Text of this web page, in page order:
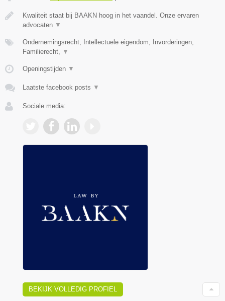
Kwaliteit staat bij BAAKN hoog in het vaandel. Onze ervaren
advocaten ▼
Ondernemingsrecht, Intellectuele eigendom, Invorderingen,
Familierecht,
▼
Openingstijden ▼
Laatste facebook posts ▼
Sociale media:
BEKIJK VOLLEDIG PROFIEL